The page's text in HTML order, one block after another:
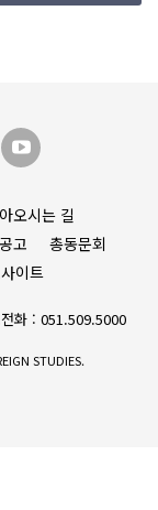
오시는 길
고
총동문회
이트
화 : 051.509.5000
STUDIES.